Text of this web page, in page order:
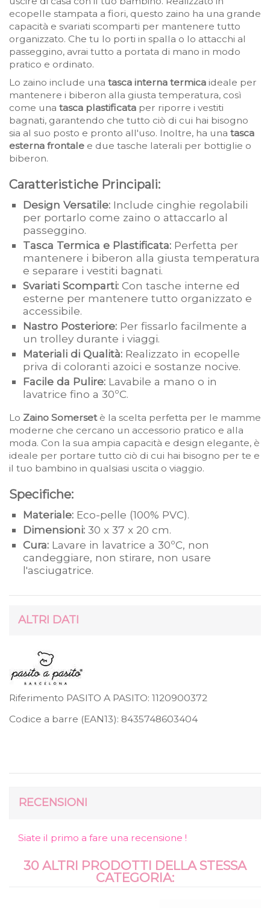
ecopelle stampata a fiori, questo zaino ha una grande
capacità e svariati scomparti per mantenere tutto
organizzato. Che tu lo porti in spalla o lo attacchi al
passeggino, avrai tutto a portata di mano in modo
pratico e ordinato.
Lo zaino include una tasca interna termica ideale per
mantenere i biberon alla giusta temperatura, così
come una tasca plastificata per riporre i vestiti
bagnati, garantendo che tutto ciò di cui hai bisogno
sia al suo posto e pronto all'uso. Inoltre, ha una tasca
esterna frontale e due tasche laterali per bottiglie o
biberon.
Caratteristiche Principali:
Design Versatile: Include cinghie regolabili
per portarlo come zaino o attaccarlo al
passeggino.
Tasca Termica e Plastificata: Perfetta per
mantenere i biberon alla giusta temperatura
e separare i vestiti bagnati.
Svariati Scomparti: Con tasche interne ed
esterne per mantenere tutto organizzato e
accessibile.
Nastro Posteriore: Per fissarlo facilmente a
un trolley durante i viaggi.
Materiali di Qualità: Realizzato in ecopelle
priva di coloranti azoici e sostanze nocive.
Facile da Pulire: Lavabile a mano o in
lavatrice fino a 30ºC.
Lo Zaino Somersetè la scelta perfetta per le mamme
moderne che cercano un accessorio pratico e alla
moda. Con la sua ampia capacità e design elegante, è
ideale per portare tutto ciò di cui hai bisogno per te e
il tuo bambino in qualsiasi uscita o viaggio.
Specifiche:
Materiale: Eco-pelle (100% PVC).
Dimensioni: 30 x 37 x 20 cm.
Cura: Lavare in lavatrice a 30ºC, non
candeggiare, non stirare, non usare
l'asciugatrice.
ALTRI DATI
Riferimento PASITO A PASITO: 1120900372
Codice a barre (EAN13): 8435748603404
RECENSIONI
Siate il primo a fare una recensione !
30 ALTRI PRODOTTI DELLA STESSA
CATEGORIA: